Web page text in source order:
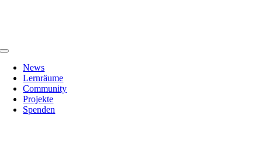
Toggle
Navigation
News
Lernräume
Community
Projekte
Spenden